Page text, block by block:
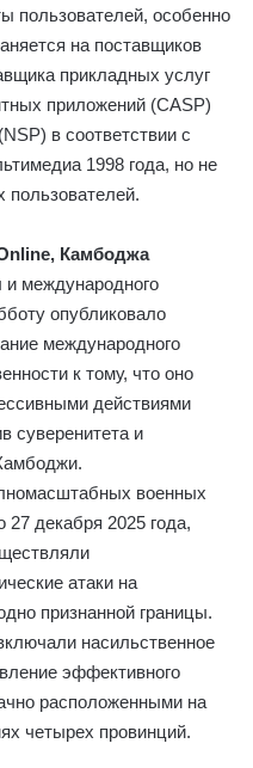
пользователей, особенно
на поставщиков
прикладных услуг
приложений (CASP)
в соответствии с
1998 года, но не
пользователей.
Камбоджа
и международного
опубликовало
международного
к тому, что оно
действиями
суверенитета и
военных
декабря 2025 года,
атаки на
признанной границы.
насильственное
эффективного
расположенными на
четырех провинций.